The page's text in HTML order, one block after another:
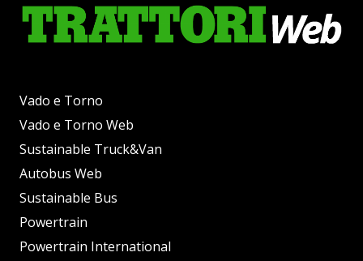
Vado e Torno
Vado e Torno Web
Sustainable Truck&Van
Autobus Web
Sustainable Bus
Powertrain
Powertrain International